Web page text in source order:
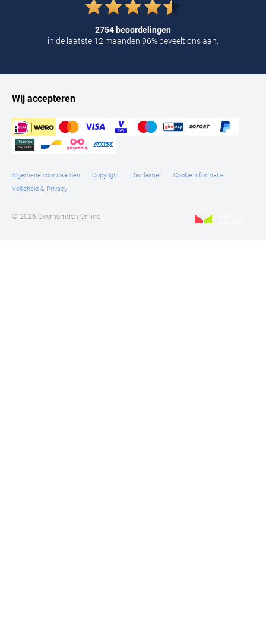
2754 beoordelingen
in de laatste 12 maanden 96% beveelt ons aan.
Wij accepteren
Algemene voorwaarden Copyright Disclaimer
Cookie informatie
Veiligheid & Privacy
© 2026 Overhemden Online